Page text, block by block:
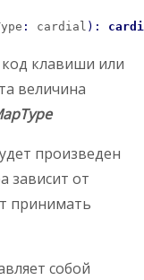
: cardial ) :
клавиши или
величина
произведен
зависит от
принимать
собой